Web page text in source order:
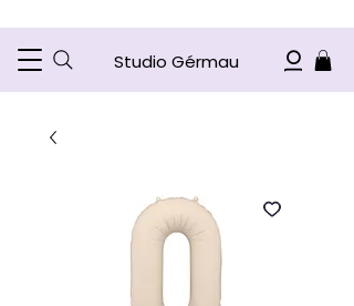
Studio Gérmau